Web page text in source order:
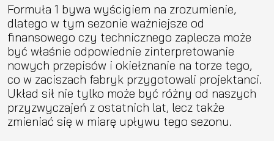
Formuła 1 bywa wyścigiem na zrozumienie,
dlatego w tym sezonie ważniejsze od
finansowego czy technicznego zaplecza może
być właśnie odpowiednie zinterpretowanie
nowych przepisów i okiełznanie na torze tego,
co w zaciszach fabryk przygotowali projektanci.
Układ sił nie tylko może być różny od naszych
przyzwyczajeń z ostatnich lat, lecz także
zmieniać się w miarę upływu tego sezonu.